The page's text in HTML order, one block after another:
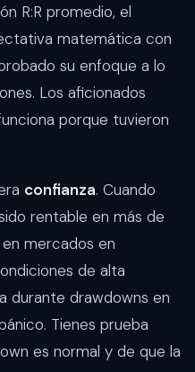
R:R promedio, el
matemática con
su enfoque a lo
Los aficionados
porque tuvieron
confianza. Cuando
rentable en más de
mercados en
de alta
durante drawdowns en
Tienes prueba
es normal y de que la